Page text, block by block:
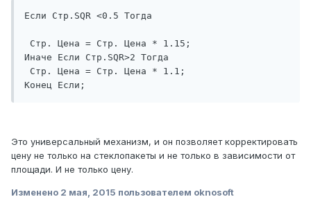
Если Стр.SQR <0.5 Тогда
Иначе Если Стр.SQR>2 Тогда
Конец Если;
Это универсальный механизм, и он позволяет корректировать
цену не только на стеклопакеты и не только в зависимости от
площади. И не только цену.
Изменено 2 мая, 2015 пользователем oknosoft